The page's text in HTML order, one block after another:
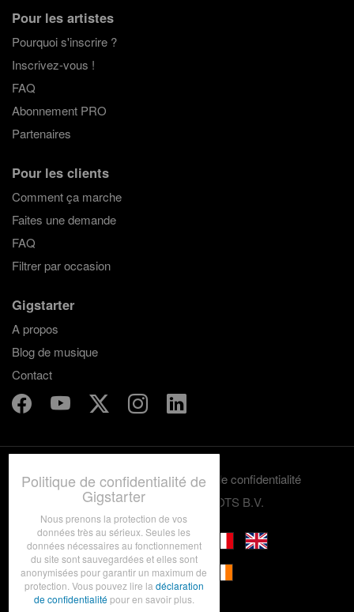
Pour les artistes
Pourquoi s'inscrire ?
Inscrivez-vous !
FAQ
Abonnement PRO
Partenaires
Pour les clients
Comment ça marche
Faites une demande
FAQ
Filtrer par occasion
Gigstarter
A propos
Blog de musique
Contact
Termes et conditions
Politique de confidentialité
© 2012-2026 GRASSROOTS B.V.
Politique de confidentialité de
Gigstarter
Nous prenons la protection de vos
données très au sérieux. Seules les
données nécessaires au fonctionnement
du site sont sauvegardées et elles sont
anonymisées pour garantir un maximum de
protection. Vous pouvez lire la déclaration
de confidentialitépour en savoir plus.